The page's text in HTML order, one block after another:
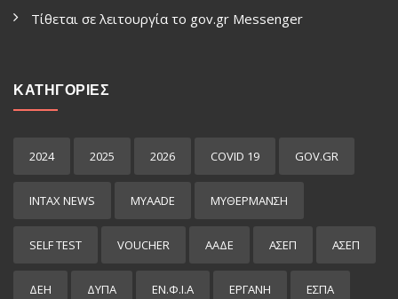
Τίθεται σε λειτουργία το gov.gr Μessenger
ΚΑΤΗΓΟΡΙΕΣ
2024 2025 2026 COVID 19 GOV.GR
INTAX NEWS MYAADE MYΘΈΡΜΑΝΣΗ
SELF TEST VOUCHER ΑΑΔΕ ΑΣΕΠ ΑΣΕΠ
ΔΕΗ ΔΥΠΑ ΕΝ.Φ.Ι.Α ΕΡΓΑΝΗ ΕΣΠΑ